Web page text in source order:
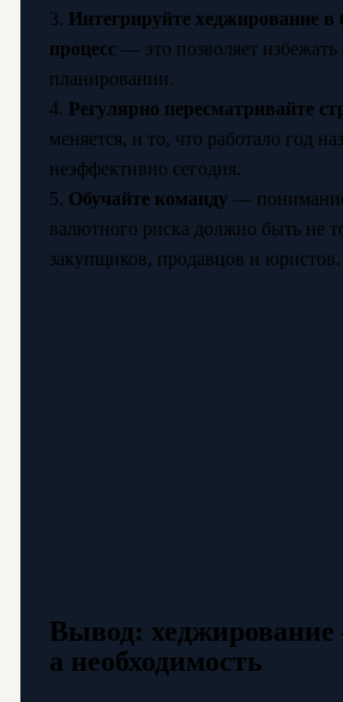
3. Интегрируйте хеджирование
процесс — это позволяет
планировании.
4. Регулярно пересматривайте
меняется, и то, что работало год
неэффективно сегодня.
5. Обучайте команду—
валютного риска должно быть не
закупщиков, продавцов и юристов.
Вывод:
а необходимость